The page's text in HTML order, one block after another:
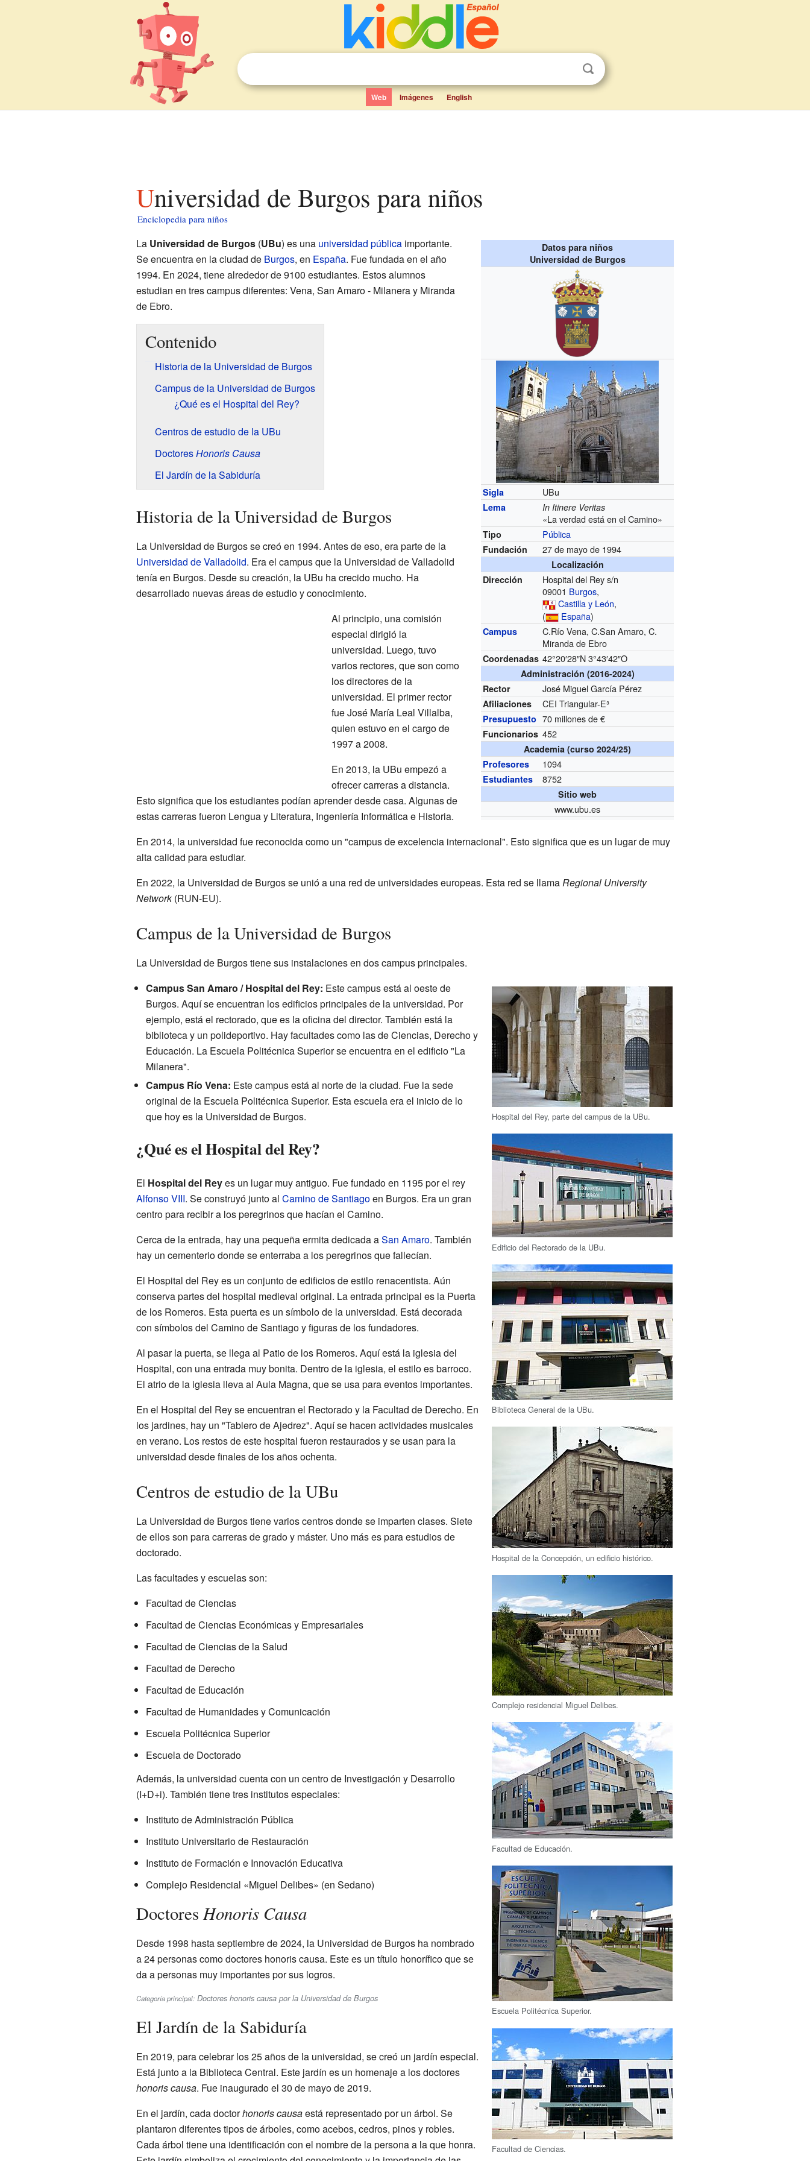
Web Imágenes English
Universidad de Burgos para niños
Enciclopedia para niños
Datos para niños
Universidad de Burgos
Sigla UBu
Lema In Itinere Veritas
«La verdad está en el Camino»
Tipo Pública
Fundación 27 de mayo de 1994
Localización
Dirección
Hospital del Rey s/n
09001 Burgos,
Castilla y León,
(
España)
Campus
C.Río Vena, C.San Amaro, C.
Miranda de Ebro
Coordenadas 42°20′28″N 3°43′42″O
Administración (2016-2024)
Rector
José Miguel García Pérez
Afiliaciones CEI Triangular-E³
Presupuesto 70 millones de €
Funcionarios 452
Academia (curso 2024/25)
Profesores
1094
Estudiantes 8752
Sitio web
www.ubu.es
La Universidad de Burgos(UBu) es una universidad públicaimportante.
Se encuentra en la ciudad de Burgos, en España. Fue fundada en el año
1994. En 2024, tiene alrededor de 9100 estudiantes. Estos alumnos
estudian en tres campus diferentes: Vena, San Amaro - Milanera y Miranda
de Ebro.
Contenido
Historia de la Universidad de Burgos
Campus de la Universidad de Burgos
¿Qué es el Hospital del Rey?
Centros de estudio de la UBu
DoctoresHonoris Causa
El Jardín de la Sabiduría
Historia de la Universidad de Burgos
La Universidad de Burgos se creó en 1994. Antes de eso, era parte de la
Universidad de Valladolid. Era el campus que la Universidad de Valladolid
tenía en Burgos. Desde su creación, la UBu ha crecido mucho. Ha
desarrollado nuevas áreas de estudio y conocimiento.
Al principio, una comisión
especial dirigió la
universidad. Luego, tuvo
varios rectores, que son como
los directores de la
universidad. El primer rector
fue José María Leal Villalba,
quien estuvo en el cargo de
1997 a 2008.
En 2013, la UBu empezó a
ofrecer carreras a distancia.
Esto significa que los estudiantes podían aprender desde casa. Algunas de
estas carreras fueron Lengua y Literatura, Ingeniería Informática e Historia.
En 2014, la universidad fue reconocida como un "campus de excelencia internacional". Esto significa que es un lugar de muy
alta calidad para estudiar.
En 2022, la Universidad de Burgos se unió a una red de universidades europeas. Esta red se llamaRegional University
Network(RUN-EU).
Campus de la Universidad de Burgos
La Universidad de Burgos tiene sus instalaciones en dos campus principales.
Hospital del Rey, parte del campus de la UBu.
Edificio del Rectorado de la UBu.
Biblioteca General de la UBu.
Hospital de la Concepción, un edificio histórico.
Complejo residencial Miguel Delibes.
Campus San Amaro / Hospital del Rey: Este campus está al oeste de
Burgos. Aquí se encuentran los edificios principales de la universidad. Por
ejemplo, está el rectorado, que es la oficina del director. También está la
biblioteca y un polideportivo. Hay facultades como las de Ciencias, Derecho y
Educación. La Escuela Politécnica Superior se encuentra en el edificio "La
Milanera".
Campus Río Vena: Este campus está al norte de la ciudad. Fue la sede
original de la Escuela Politécnica Superior. Esta escuela era el inicio de lo
que hoy es la Universidad de Burgos.
¿Qué es el Hospital del Rey?
El Hospital del Reyes un lugar muy antiguo. Fue fundado en 1195 por el rey
Alfonso VIII. Se construyó junto al Camino de Santiagoen Burgos. Era un gran
centro para recibir a los peregrinos que hacían el Camino.
Cerca de la entrada, hay una pequeña ermita dedicada aSan Amaro. También
hay un cementerio donde se enterraba a los peregrinos que fallecían.
El Hospital del Rey es un conjunto de edificios de estilo renacentista. Aún
conserva partes del hospital medieval original. La entrada principal es la Puerta
de los Romeros. Esta puerta es un símbolo de la universidad. Está decorada
con símbolos del Camino de Santiago y figuras de los fundadores.
Al pasar la puerta, se llega al Patio de los Romeros. Aquí está la iglesia del
Hospital, con una entrada muy bonita. Dentro de la iglesia, el estilo es barroco.
El atrio de la iglesia lleva al Aula Magna, que se usa para eventos importantes.
En el Hospital del Rey se encuentran el Rectorado y la Facultad de Derecho. En
los jardines, hay un "Tablero de Ajedrez". Aquí se hacen actividades musicales
en verano. Los restos de este hospital fueron restaurados y se usan para la
universidad desde finales de los años ochenta.
Centros de estudio de la UBu
La Universidad de Burgos tiene varios centros donde se imparten clases. Siete
de ellos son para carreras de grado y máster. Uno más es para estudios de
doctorado.
Facultad de Educación.
Escuela Politécnica Superior.
Facultad de Ciencias.
Las facultades y escuelas son:
Facultad de Ciencias
Facultad de Ciencias Económicas y Empresariales
Facultad de Ciencias de la Salud
Facultad de Derecho
Facultad de Educación
Facultad de Humanidades y Comunicación
Escuela Politécnica Superior
Escuela de Doctorado
Además, la universidad cuenta con un centro de Investigación y Desarrollo
(I+D+i). También tiene tres institutos especiales:
Instituto de Administración Pública
Instituto Universitario de Restauración
Instituto de Formación e Innovación Educativa
Complejo Residencial «Miguel Delibes» (en Sedano)
DoctoresHonoris Causa
Desde 1998 hasta septiembre de 2024, la Universidad de Burgos ha nombrado
a 24 personas como doctores honoris causa. Este es un título honorífico que se
da a personas muy importantes por sus logros.
Categoría principal: Doctores honoris causa por la Universidad de Burgos
El Jardín de la Sabiduría
En 2019, para celebrar los 25 años de la universidad, se creó un jardín especial.
Está junto a la Biblioteca Central. Este jardín es un homenaje a los doctores
honoris causa. Fue inaugurado el 30 de mayo de 2019.
En el jardín, cada doctorhonoris causaestá representado por un árbol. Se
plantaron diferentes tipos de árboles, como acebos, cedros, pinos y robles.
Cada árbol tiene una identificación con el nombre de la persona a la que honra.